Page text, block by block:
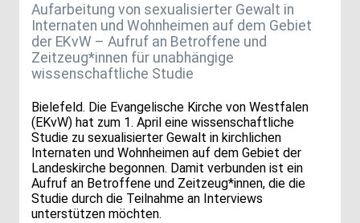
Aufarbeitung von sexualisierter Gewalt in
Internaten und Wohnheimen auf dem Gebiet
der EKvW – Aufruf an Betroffene und
Zeitzeug*innen für unabhängige
wissenschaftliche Studie
Bielefeld. Die Evangelische Kirche von Westfalen
(EKvW) hat zum 1. April eine wissenschaftliche
Studie zu sexualisierter Gewalt in kirchlichen
Internaten und Wohnheimen auf dem Gebiet der
Landeskirche begonnen. Damit verbunden ist ein
Aufruf an Betroffene und Zeitzeug*innen, die die
Studie durch die Teilnahme an Interviews
unterstützen möchten.